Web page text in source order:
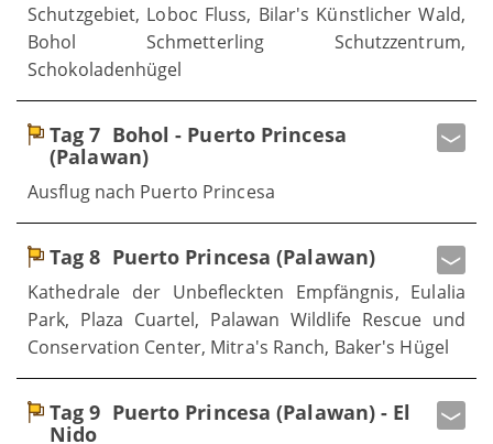
Schutzgebiet, Loboc Fluss, Bilar's Künstlicher Wald,
Bohol Schmetterling Schutzzentrum,
Schokoladenhügel
Tag 7 Bohol - Puerto Princesa
(Palawan)
Ausflug nach Puerto Princesa
Tag 8 Puerto Princesa (Palawan)
Kathedrale der Unbefleckten Empfängnis, Eulalia
Park, Plaza Cuartel, Palawan Wildlife Rescue und
Conservation Center, Mitra's Ranch, Baker's Hügel
Tag 9 Puerto Princesa (Palawan) - El
Nido